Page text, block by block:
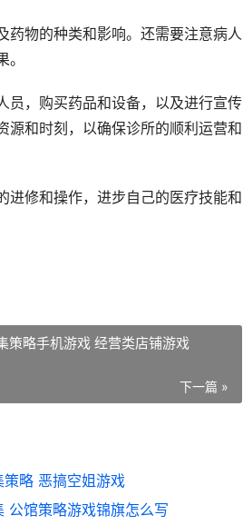
药物的种类和影响。还需要注意病人
员，购买药品和设备，以及进行宣传
源和时刻，以确保诊所的顺利运营和
进修和操作，进步自己的医疗技能和
策略手机游戏 经营类店铺游戏
下一篇 »
略 恶搞空姐游戏
公馆策略游戏锦旗怎么写